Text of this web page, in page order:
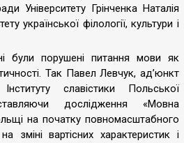
Університету Грінченка Наталія
української філології, культури і
були порушені питання мови як
Так Павел Левчук, ад’юнкт
славістики Польської
дослідження «Мовна
на початку повномасштабного
зміні вартісних характеристик і